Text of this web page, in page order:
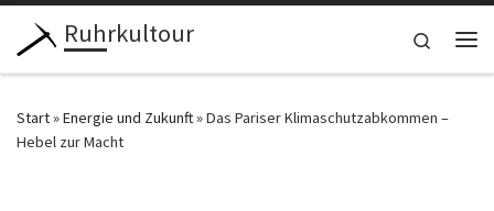
Zum Inhalt springen
Ruhrkultour
Search
Start»Energie und Zukunft»Das Pariser Klimaschutzabkommen –
Hebel zur Macht